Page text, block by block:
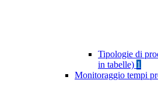
Tipologie di
in tabelle) 1
Monitoraggio tempi